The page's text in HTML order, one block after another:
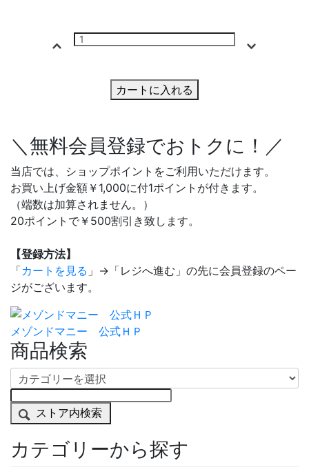
カートに入れる
＼無料会員登録でおトクに！／
当店では、ショップポイントをご利用いただけます。
お買い上げ金額￥1,000に付1ポイントが付きます。
（端数は加算されません。）
20ポイントで￥500割引き致します。
【登録方法】
「カートを見る 」→「レジへ進む」の先に会員登録のペー
ジがございます。
メゾンドマニー 公式ＨＰ
商品検索
ストア内検索
カテゴリーから探す